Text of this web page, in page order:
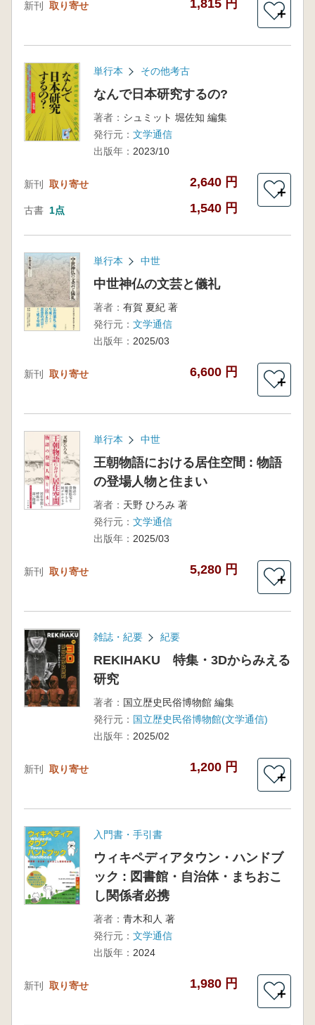
新刊 取り寄せ 1,815 円
＋
単行本 その他考古
なんで日本研究するの?
著者： シュミット 堀佐知 編集
発行元： 文学通信
出版年： 2023/10
新刊 取り寄せ 2,640 円
古書 1点 1,540 円
＋
単行本 中世
中世神仏の文芸と儀礼
著者： 有賀 夏紀 著
発行元： 文学通信
出版年： 2025/03
新刊 取り寄せ 6,600 円
＋
単行本 中世
王朝物語における居住空間 : 物語
の登場人物と住まい
著者： 天野 ひろみ 著
発行元： 文学通信
出版年： 2025/03
新刊 取り寄せ 5,280 円
＋
雑誌・紀要 紀要
REKIHAKU 特集・3Dからみえる
研究
著者： 国立歴史民俗博物館 編集
発行元： 国立歴史民俗博物館(文学通信)
出版年： 2025/02
新刊 取り寄せ 1,200 円
＋
入門書・手引書
ウィキペディアタウン・ハンドブ
ック : 図書館・自治体・まちおこ
し関係者必携
著者： 青木和人 著
発行元： 文学通信
出版年： 2024
新刊 取り寄せ 1,980 円
＋